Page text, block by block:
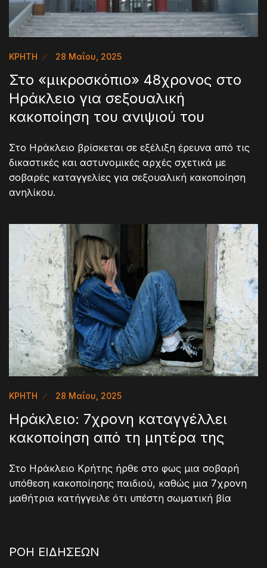
ΚΡΗΤΗ 28 Μαΐου, 2025
Στο «μικροσκόπιο» 48χρονος στο
Ηράκλειο για σεξουαλική
κακοποίηση του ανιψιού του
Στο Ηράκλειο βρίσκεται σε εξέλιξη έρευνα από τις
δικαστικές και αστυνομικές αρχές σχετικά με
σοβαρές καταγγελίες για σεξουαλική κακοποίηση
ανηλίκου.
ΚΡΗΤΗ 28 Μαΐου, 2025
Ηράκλειο: 7χρονη καταγγέλλει
κακοποίηση από τη μητέρα της
Στο Ηράκλειο Κρήτης ήρθε στο φως μια σοβαρή
υπόθεση κακοποίησης παιδιού, καθώς μια 7χρονη
μαθήτρια κατήγγειλε ότι υπέστη σωματική βία
ΡΟΗ ΕΙΔΗΣΕΩΝ